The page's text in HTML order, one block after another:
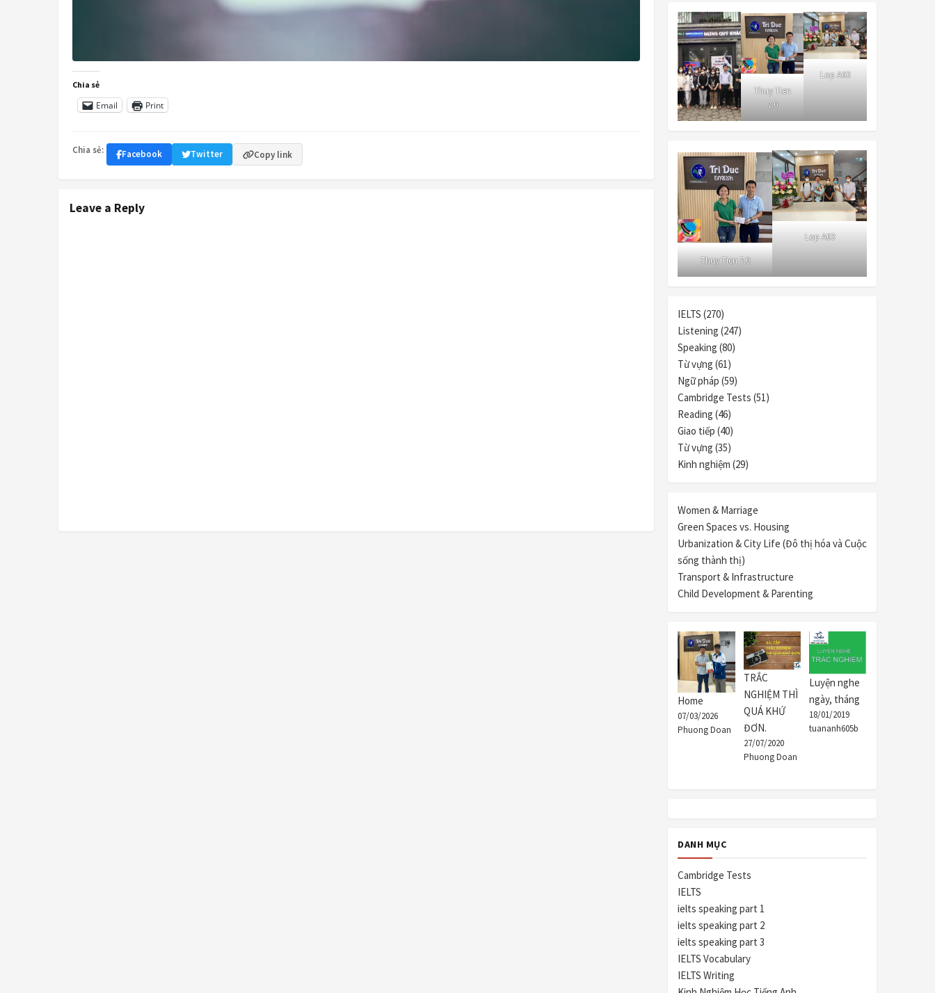
Chia sẻ
Email Print
Chia sẻ: Facebook Twitter Copy link
Leave a Reply
Thuy Tien
7.0
Lop A63
Thuy Tien 7.0
Lop A63
IELTS (270)
Listening (247)
Speaking (80)
Từ vựng (61)
Ngữ pháp (59)
Cambridge Tests (51)
Reading (46)
Giao tiếp (40)
Từ vựng (35)
Kinh nghiệm (29)
Women & Marriage
Green Spaces vs. Housing
Urbanization & City Life (Đô thị hóa và Cuộc
sống thành thị)
Transport & Infrastructure
Child Development & Parenting
Home
07/03/2026
Phuong Doan
TRẮC
NGHIỆM THÌ
QUÁ KHỨ
ĐƠN.
27/07/2020
Phuong Doan
Luyện nghe
ngày, tháng
18/01/2019
tuananh605b
DANH MỤC
Cambridge Tests
IELTS
ielts speaking part 1
ielts speaking part 2
ielts speaking part 3
IELTS Vocabulary
IELTS Writing